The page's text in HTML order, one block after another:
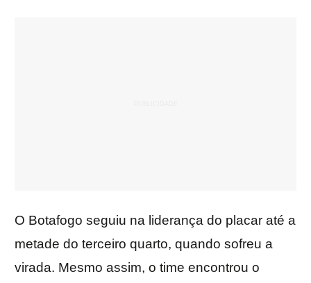
O Botafogo seguiu na liderança do placar até a
metade do terceiro quarto, quando sofreu a
virada. Mesmo assim, o time encontrou o